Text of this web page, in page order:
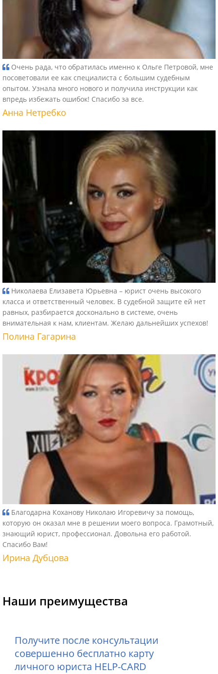
Очень рада, что обратилась именно к Ольге Петровой, мне
посоветовали ее как специалиста с большим судебным
опытом. Узнала много нового и получила инструкции как
впредь избежать ошибок! Спасибо за все.
Анна Нетребко
Николаева Елизавета Юрьевна – юрист очень высокого
класса и ответственный человек. В судебной защите ей нет
равных, разбирается досконально в системе, очень
внимательная к нам, клиентам. Желаю дальнейших успехов!
Полина Гагарина
Благодарна Коханову Николаю Игоревичу за помощь,
которую он оказал мне в решении моего вопроса. Грамотный,
знающий юрист, профессионал. Довольна его работой.
Спасибо Вам!
Ирина Дубцова
Наши преимущества
Получите после консультации
совершенно бесплатно карту
личного юриста HELP-CARD